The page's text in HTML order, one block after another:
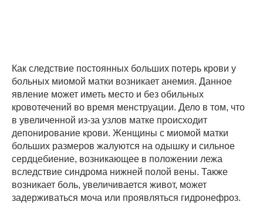
Как следствие постоянных больших потерь крови у
больных миомой матки возникает анемия. Данное
явление может иметь место и без обильных
кровотечений во время менструации. Дело в том, что
в увеличенной из-за узлов матке происходит
депонирование крови. Женщины с миомой матки
больших размеров жалуются на одышку и сильное
сердцебиение, возникающее в положении лежа
вследствие синдрома нижней полой вены. Также
возникает боль, увеличивается живот, может
задерживаться моча или проявляться гидронефроз.